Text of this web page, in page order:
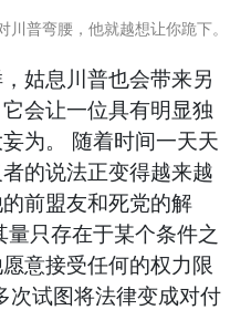
普弯腰，他就越想让你跪下。
姑息川普也会带来另
会让一位具有明显独
为。 随着时间一天天
的说法正变得越来越
前盟友和死党的解
只存在于某个条件之
意接受任何的权力限
次试图将法律变成对付